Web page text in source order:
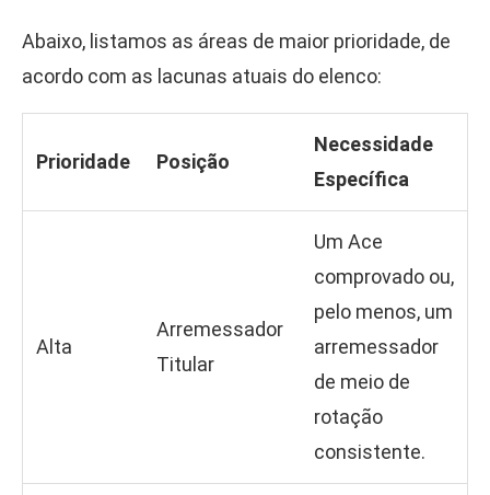
Abaixo, listamos as áreas de maior prioridade, de
acordo com as lacunas atuais do elenco:
Prioridade Posição
Necessidade
Específica
Alta
Arremessador
Titular
Um Ace
comprovado ou,
pelo menos, um
arremessador
de meio de
rotação
consistente.